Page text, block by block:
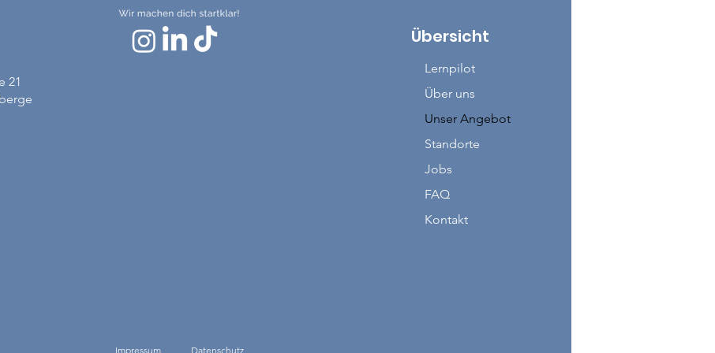
21
Übersicht
Lernpilot
Über uns
Unser Angebot
Standorte
Jobs
FAQ
Kontakt
Impressum Datenschutz